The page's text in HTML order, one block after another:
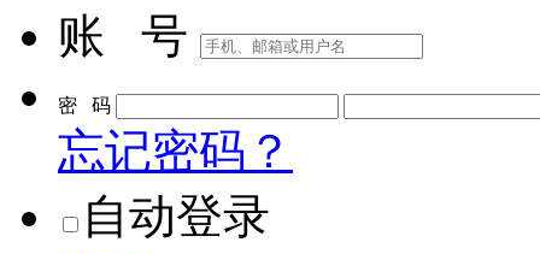
账 号
密 码
忘记密码？
自动登录